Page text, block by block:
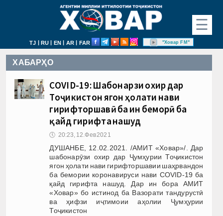
☰
TJ | RU | EN | AR | FAR "Ховар FM"
ХАБАРҲО
COVID-19: Шабонарӯзи охир дар
Тоҷикистон ягон ҳолати нави
гирифторшавӣ ба ин беморӣ ба
қайд гирифта нашуд
🕔 20:23, 12.Фев 2021
ДУШАНБЕ, 12.02.2021. /АМИТ «Ховар»/. Дар
шабонарӯзи охир дар Ҷумҳурии Тоҷикистон
ягон ҳолати нави гирифторшавии шаҳрвандон
ба бемории коронавируси нави COVID-19 ба
қайд гирифта нашуд. Дар ин бора АМИТ
«Ховар» бо истинод ба Вазорати тандурустӣ
ва ҳифзи иҷтимоии аҳолии Ҷумҳурии
Тоҷикистон